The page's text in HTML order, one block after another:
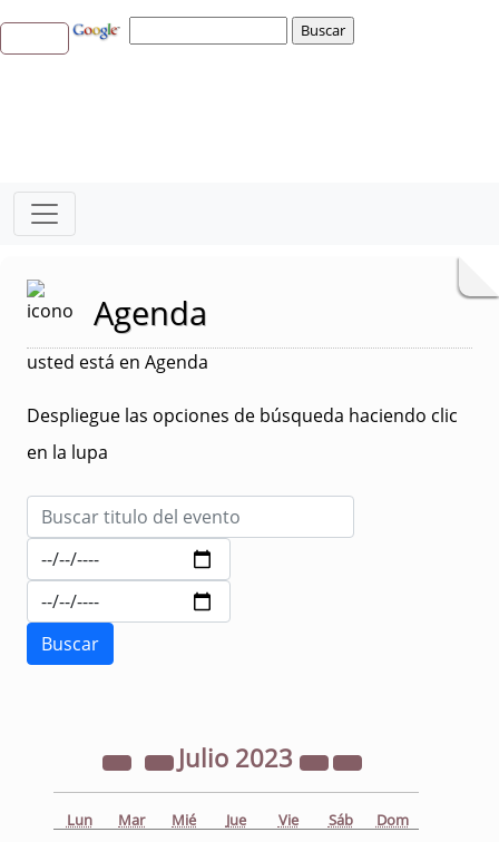
Agenda
usted está en Agenda
Despliegue las opciones de búsqueda haciendo clic
en la lupa
Julio 2023
Lun Mar Mié Jue Vie Sáb Dom